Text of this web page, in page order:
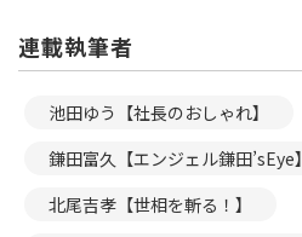
連載執筆者
池田ゆう【社長のおしゃれ】
鎌田富久【エンジェル鎌田’sEye】
北尾吉孝【世相を斬る！】